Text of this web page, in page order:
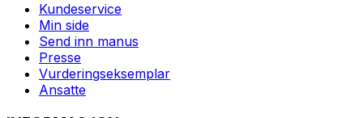
Kundeservice
Min side
Send inn manus
Presse
Vurderingseksemplar
Ansatte